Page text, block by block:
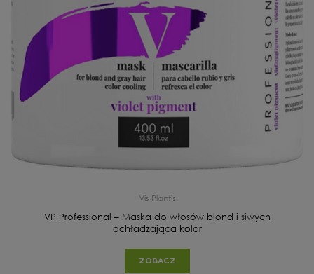
Vis Plantis
VP Professional – Maska do włosów blond i siwych
ochładzająca kolor
ZOBACZ